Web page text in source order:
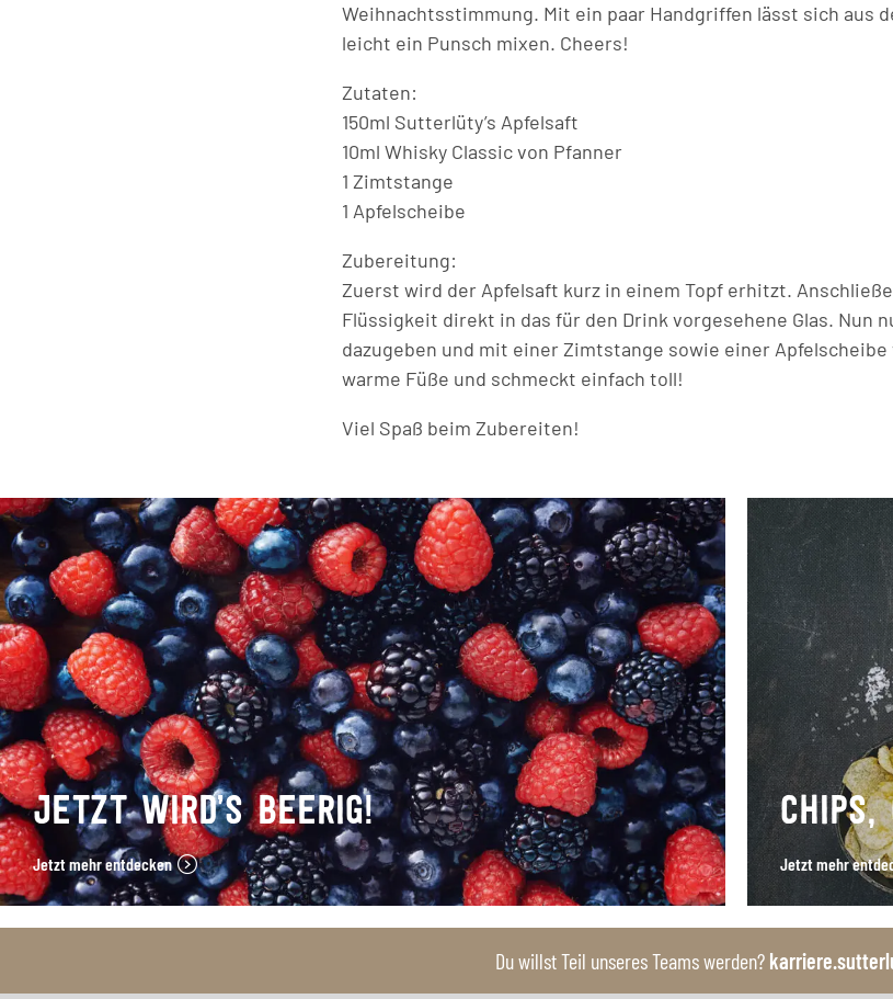
Weihnachtsstimmung. Mit ein paar Handgriffen lässt sich aus
leicht ein Punsch mixen. Cheers!
Zutaten:
150ml Sutterlüty’s Apfelsaft
10ml Whisky Classic von Pfanner
1 Zimtstange
1 Apfelscheibe
Zubereitung:
Zuerst wird der Apfelsaft kurz in einem Topf erhitzt.
Flüssigkeit direkt in das für den Drink vorgesehene Glas. Nun
dazugeben und mit einer Zimtstange sowie einer Apfelscheibe
warme Füße und schmeckt einfach toll!
Viel Spaß beim Zubereiten!
JETZT WIRD’S BEERIG!
Jetzt mehr entdecken
CHIPS,
Jetzt mehr
Du willst Teil unseres Teams werden?